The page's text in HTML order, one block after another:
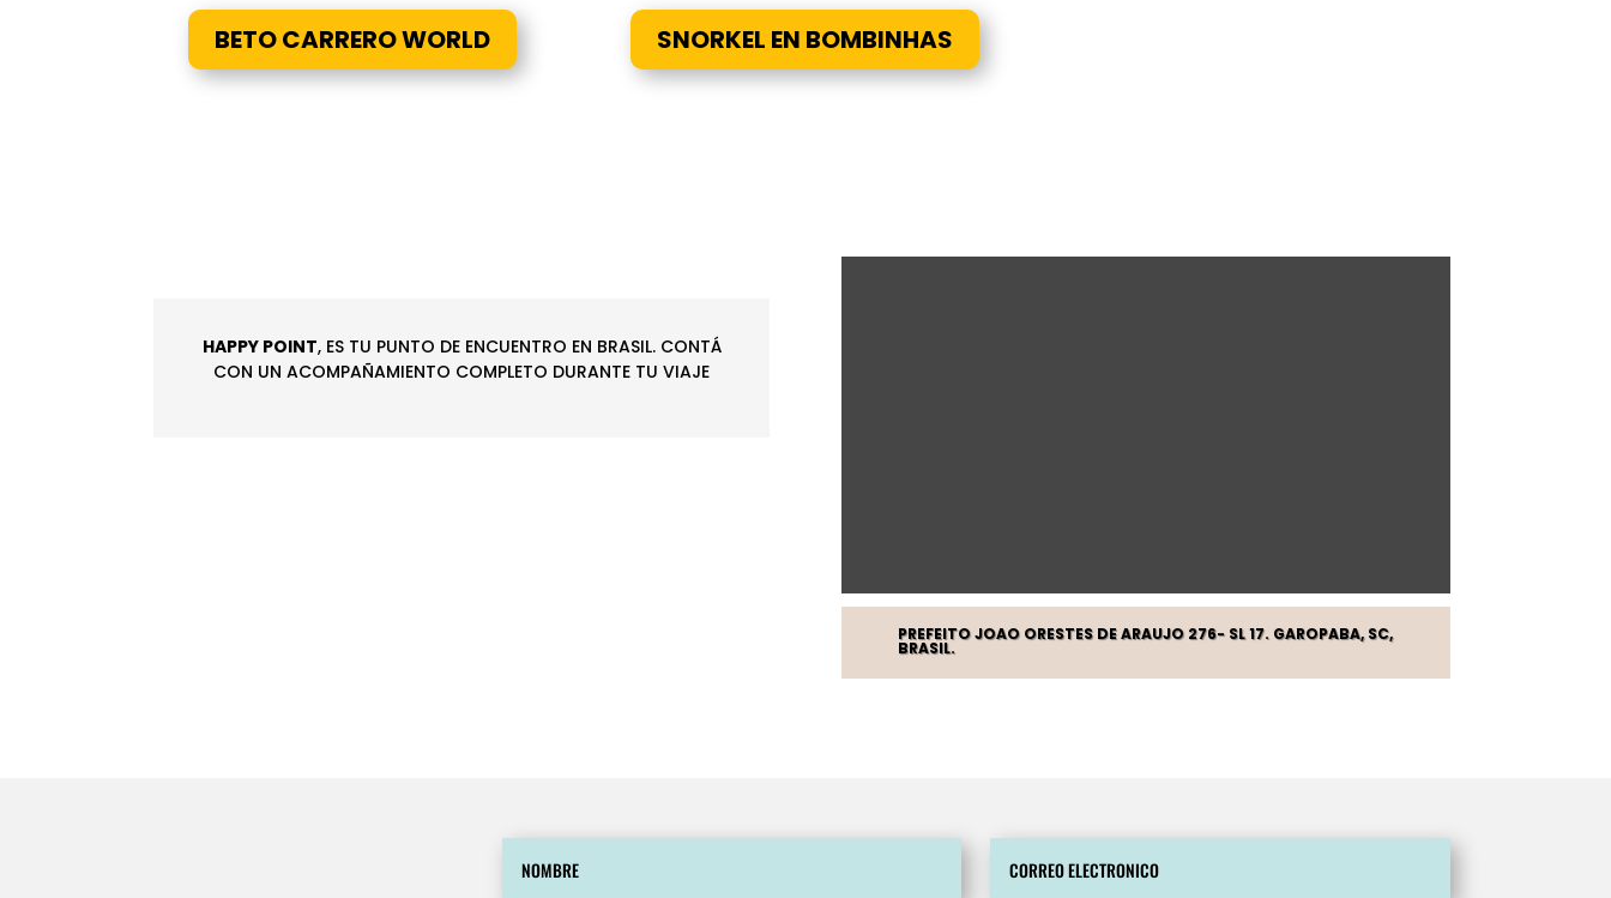
BETO CARRERO WORLD SNORKEL EN BOMBINHAS
HAPPY POINT, ES TU PUNTO DE ENCUENTRO EN BRASIL. CONTÁ
CON UN ACOMPAÑAMIENTO COMPLETO DURANTE TU VIAJE
PREFEITO JOAO ORESTES DE ARAUJO 276- SL 17. GAROPABA, SC,
BRASIL.